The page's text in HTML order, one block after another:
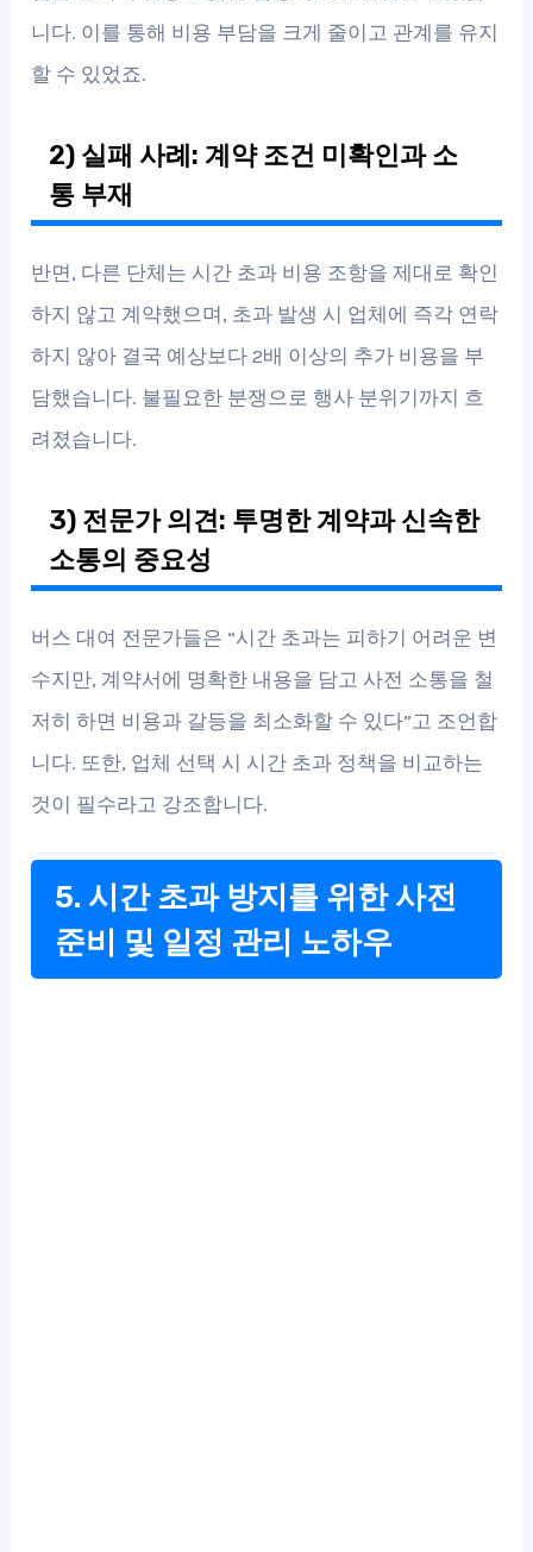
니다. 이를 통해 비용 부담을 크게 줄이고 관계를 유지
할 수 있었죠.
2) 실패 사례: 계약 조건 미확인과 소
통 부재
반면, 다른 단체는 시간 초과 비용 조항을 제대로 확인
하지 않고 계약했으며, 초과 발생 시 업체에 즉각 연락
하지 않아 결국 예상보다 2배 이상의 추가 비용을 부
담했습니다. 불필요한 분쟁으로 행사 분위기까지 흐
려졌습니다.
3) 전문가 의견: 투명한 계약과 신속한
소통의 중요성
버스 대여 전문가들은 “시간 초과는 피하기 어려운 변
수지만, 계약서에 명확한 내용을 담고 사전 소통을 철
저히 하면 비용과 갈등을 최소화할 수 있다”고 조언합
니다. 또한, 업체 선택 시 시간 초과 정책을 비교하는
것이 필수라고 강조합니다.
5. 시간 초과 방지를 위한 사전
준비 및 일정 관리 노하우